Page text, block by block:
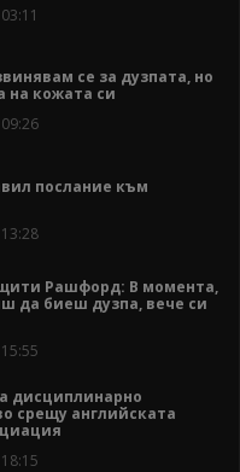
се за дузпата, но
на кожата си
послание към
Рашфорд: В момента,
да биеш дузпа, вече си
дисциплинарно
срещу английската